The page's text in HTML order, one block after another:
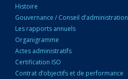
Histoire
Gouvernance / Conseil d’administration
Les rapports annuels
Organigramme
Actes administratifs
Certification ISO
Contrat d’objectifs et de performance